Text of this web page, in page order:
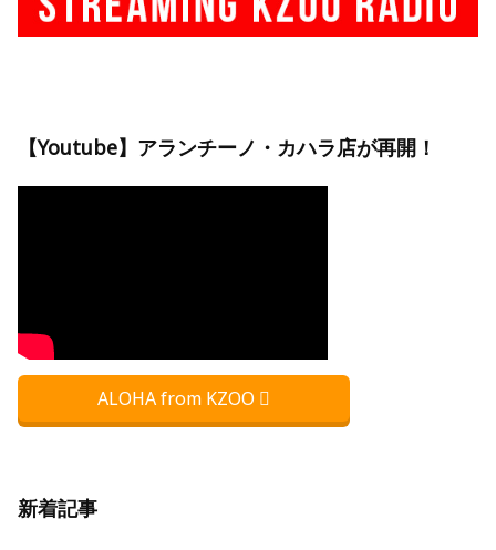
【Youtube】アランチーノ・カハラ店が再開！
ALOHA from KZOO
新着記事